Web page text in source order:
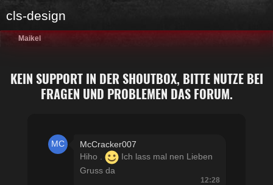
cls-design
Maikel
KEIN SUPPORT IN DER SHOUTBOX, BITTE NUTZE BEI
FRAGEN UND PROBLEMEN DAS FORUM.
McCracker007
Hiho .
Ich lass mal nen Lieben
Gruss da
12:28